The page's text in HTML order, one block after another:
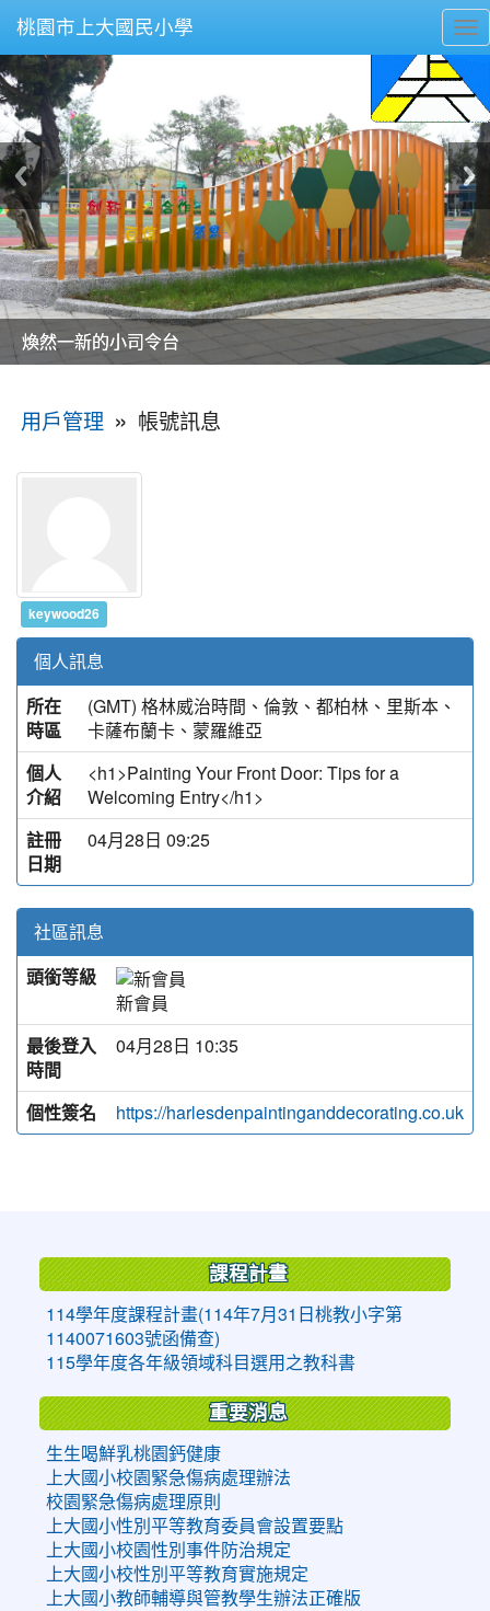
桃園市上大國民小學
美麗的操場是我們活力的來源
美麗的操場是我們活力的來源
煥然一新的小司令台
煥然一新的小司令台
富含桃園埤塘田園風光意象的中廊
富含桃園埤塘田園風光意象的中廊
嶄新的中庭廣場
嶄新的中庭廣場
水生池生生不息
水生池生生不息
用戶管理 » 帳號訊息
keywood26
個人訊息
所在
時區
(GMT) 格林威治時間、倫敦、都柏林、里斯本、
卡薩布蘭卡、蒙羅維亞
個人
介紹
<h1>Painting Your Front Door: Tips for a
Welcoming Entry</h1>
註冊
日期
04月28日 09:25
社區訊息
頭銜等級
新會員
最後登入
時間
04月28日 10:35
個性簽名 https://harlesdenpaintinganddecorating.co.uk
課程計畫
114學年度課程計畫(114年7月31日桃教小字第
1140071603號函備查)
115學年度各年級領域科目選用之教科書
重要消息
生生喝鮮乳桃園鈣健康
上大國小校園緊急傷病處理辦法
校園緊急傷病處理原則
上大國小性別平等教育委員會設置要點
上大國小校園性別事件防治規定
上大國小校性別平等教育實施規定
上大國小教師輔導與管教學生辦法正確版